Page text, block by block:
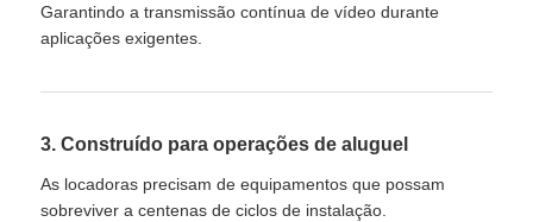
Garantindo a transmissão contínua de vídeo durante
aplicações exigentes.
3. Construído para operações de aluguel
As locadoras precisam de equipamentos que possam
sobreviver a centenas de ciclos de instalação.